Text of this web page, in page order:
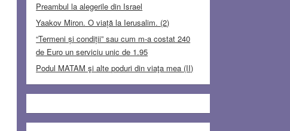
Preambul la alegerile din Israel
Yaakov Miron. O viață la Ierusalim. (2)
“Termeni și condiții” sau cum m-a costat 240
de Euro un serviciu unic de 1.95
Podul MATAM şi alte poduri din viaţa mea (II)